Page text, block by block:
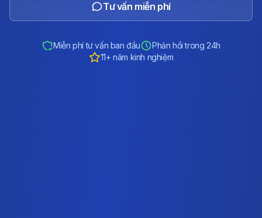
Tư vấn miễn phí
Miễn phí tư vấn ban đầu
Phản hồi trong 24h
11+ năm kinh nghiệm